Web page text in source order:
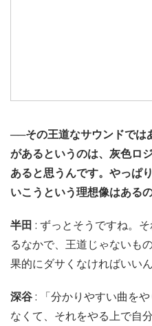
──その王道なサウンドでは
があるというのは、灰色ロ
あると思うんです。やっぱ
いこうという理想像はある
半田 : ずっとそうですね。
るなかで、王道じゃないも
果的にダサくなければいい
深谷: 「分かりやすい曲を
なくて、それをやる上で自